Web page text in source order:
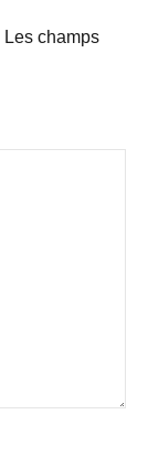
Les champs